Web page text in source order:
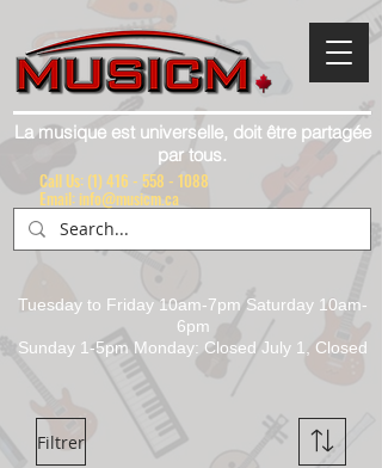
La musique est universelle, doit être partagée
par tous.
Tuesday to Friday 10am-7pm Saturday 10am-
6pm
Sunday 1-5pm Monday: Closed July 1, Closed
Call Us: (1) 416 - 558 - 1088
Email: info@musicm.ca
Filtrer